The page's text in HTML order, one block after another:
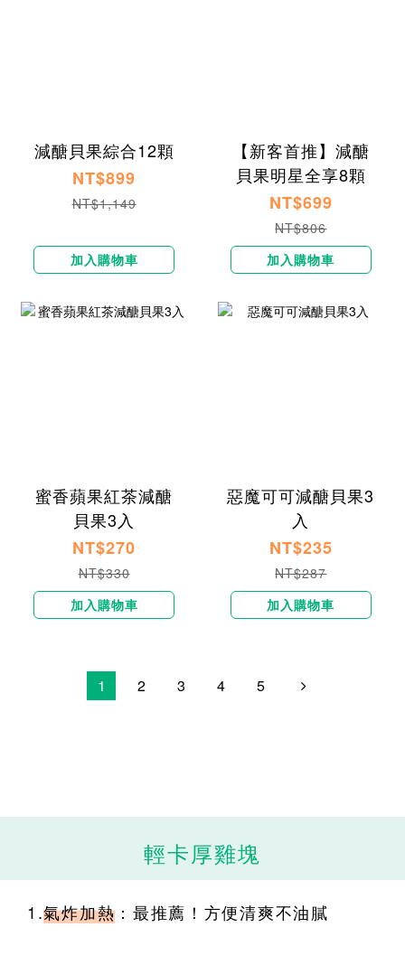
減醣貝果綜合12顆
NT$899
NT$1,149
加入購物車
【新客首推】減醣
貝果明星全享8顆
NT$699
NT$806
加入購物車
蜜香蘋果紅茶減醣
貝果3入
NT$270
NT$330
加入購物車
惡魔可可減醣貝果3
入
NT$235
NT$287
加入購物車
1 2 3 4 5
輕卡厚雞塊
1.氣炸加熱 ： 最推薦！方便清爽不油膩